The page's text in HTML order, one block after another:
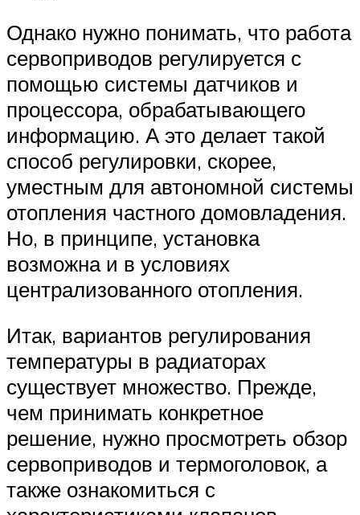
Однако нужно понимать, что работа
сервоприводов регулируется с
помощью системы датчиков и
процессора, обрабатывающего
информацию. А это делает такой
способ регулировки, скорее,
уместным для автономной системы
отопления частного домовладения.
Но, в принципе, установка
возможна и в условиях
централизованного отопления.
Итак, вариантов регулирования
температуры в радиаторах
существует множество. Прежде,
чем принимать конкретное
решение, нужно просмотреть обзор
сервоприводов и термоголовок, а
также ознакомиться с